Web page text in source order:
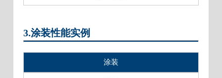
3.涂装性能实例
涂装